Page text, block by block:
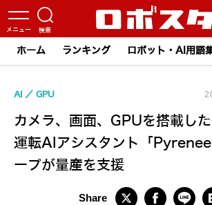
ホーム ランキング ロボット・AI用語
カメラ、画面、GPUを搭載し
運転AIアシスタント「
ープが量産を支援
AI GPU